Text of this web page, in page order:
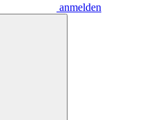
anmelden